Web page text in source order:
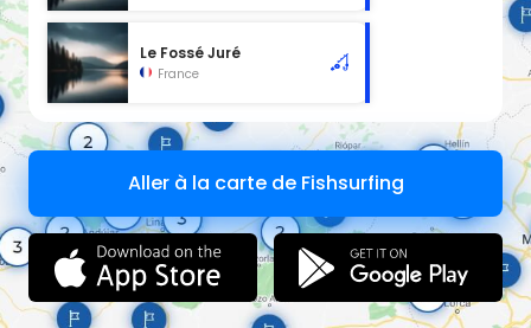
Le Fossé Juré
France
Aller à la carte de Fishsurfing